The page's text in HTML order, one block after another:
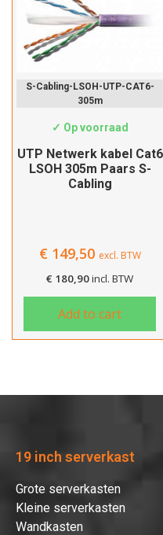
S-Cabling-LSOH-UTP-CAT6-
305m
✓ Op voorraad
UTP Netwerk kabel Cat6
LSOH 305m Paars S-
Cabling
€149,50 excl. BTW
€ 180,90incl. BTW
Add to cart
19 inch serverkast
Grote serverkasten
Kleine serverkasten
Wandkasten